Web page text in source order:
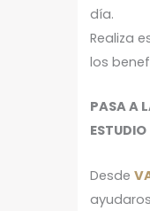
día.
Realiza
los
PASA A
ESTUDIO
Desde